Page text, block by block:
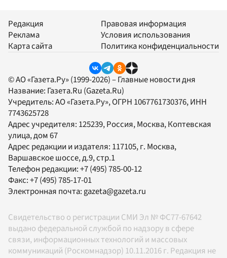
Редакция
Реклама
Карта сайта
Правовая информация
Условия использования
Политика конфиденциальности
© АО «Газета.Ру» (1999-2026) – Главные новости дня
Название: Газета.Ru (Gazeta.Ru)
Учредитель:АО «Газета.Ру», ОГРН 1067761730376, ИНН
7743625728
Адрес учредителя: 125239, Россия, Москва, Коптевская
улица, дом 67
Адрес редакции и издателя: 117105, г. Москва,
Варшавское шоссе, д.9, стр.1
Телефон редакции:+7 (495) 785-00-12
Факс:+7 (495) 785-17-01
Электронная почта:gazeta@gazeta.ru
Свидетельство о регистрации СМИ Эл № ФС77-67642
выдано федеральной службой по надзору в сфере
связи, информационных технологий и массовых
коммуникаций (Роскомнадзор) 10.11.2016 г. Редакция не